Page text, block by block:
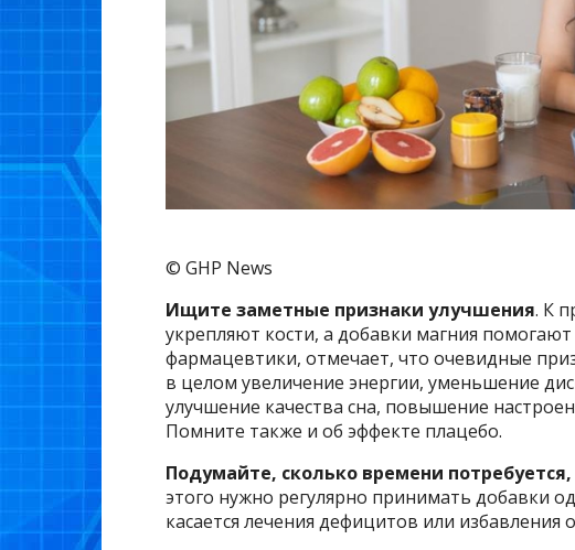
© GHP News
Ищите заметные признаки улучшения. К
укрепляют кости, а добавки магния
фармацевтики, отмечает, что очевидные
в целом увеличение энергии, уменьшение
улучшение качества сна, повышение
Помните также и об эффекте плацебо.
Подумайте, сколько времени
этого нужно регулярно принимать добавки
касается лечения дефицитов или избавления